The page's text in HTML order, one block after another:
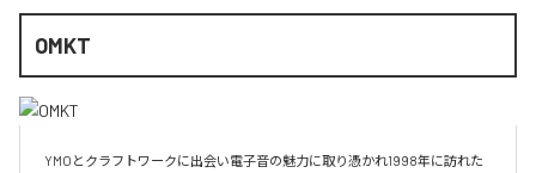
OMKT
YMOとクラフトワークに出会い電子音の魅力に取り憑かれ1998年に訪れた